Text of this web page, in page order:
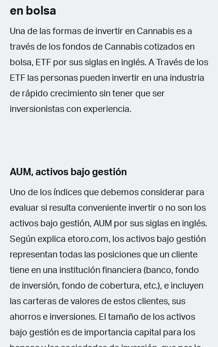
en bolsa
Una de las formas de invertir en Cannabis es a
través de los fondos de Cannabis cotizados en
bolsa, ETF por sus siglas en inglés. A Través de los
ETF las personas pueden invertir en una industria
de rápido crecimiento sin tener que ser
inversionistas con experiencia.
AUM, activos bajo gestión
Uno de los índices que debemos considerar para
evaluar si resulta conveniente invertir o no son los
activos bajo gestión, AUM por sus siglas en inglés.
Según explica etoro.com, los activos bajo gestión
representan todas las posiciones que un cliente
tiene en una institución financiera (banco, fondo
de inversión, fondo de cobertura, etc.), e incluyen
las carteras de valores de estos clientes, sus
ahorros e inversiones. El tamaño de los activos
bajo gestión es de importancia capital para los